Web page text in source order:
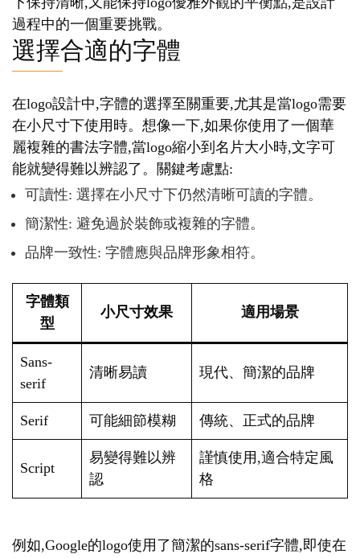
過程中的一個重要挑戰。
選擇合適的字體
在logo設計中,字體的選擇至關重要,尤其是當logo需要
在小尺寸下使用時。想像一下,如果你使用了一個華
麗複雜的書法字體,當logo縮小到名片大小時,文字可
能就變得難以辨認了。關鍵考慮點:
可讀性: 選擇在小尺寸下仍然清晰可讀的字體。
簡潔性: 避免過於裝飾或複雜的字體。
品牌一致性: 字體應與品牌形象相符。
字體類
型
小尺寸效果 適用場景
Sans-
serif
清晰易讀 現代、簡潔的品牌
Serif 可能細節模糊 傳統、正式的品牌
Script
易變得難以辨
認
謹慎使用,適合特定風
格
例如,Google的logo使用了簡潔的sans-serif字體,即使在